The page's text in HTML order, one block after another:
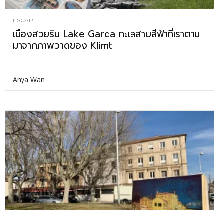
ESCAPE
เมืองสวยริม Lake Garda ทะเลสาบสีฟ้าที่เราตาม
มาจากภาพวาดของ Klimt
Anya Wan